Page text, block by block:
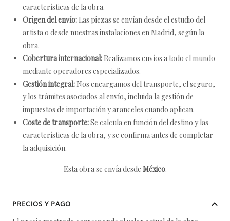
características de la obra.
Origen del envío: Las piezas se envían desde el estudio del
artista o desde nuestras instalaciones en Madrid, según la
obra.
Cobertura internacional: Realizamos envíos a todo el mundo
mediante operadores especializados.
Gestión integral: Nos encargamos del transporte, el seguro,
y los trámites asociados al envío, incluida la gestión de
impuestos de importación y aranceles cuando aplican.
Coste de transporte:Se calcula en función del destino y las
características de la obra, y se confirma antes de completar
la adquisición.
Esta obra se envía desde México.
PRECIOS Y PAGO